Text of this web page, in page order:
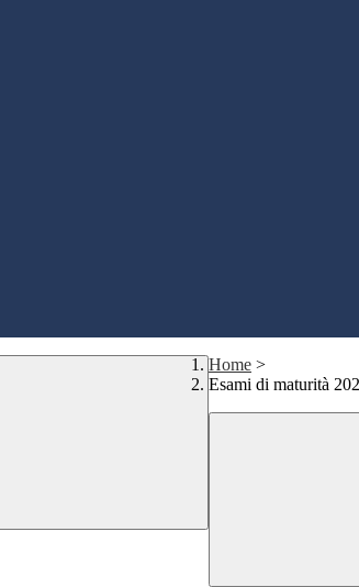
Home >
Esami di maturità